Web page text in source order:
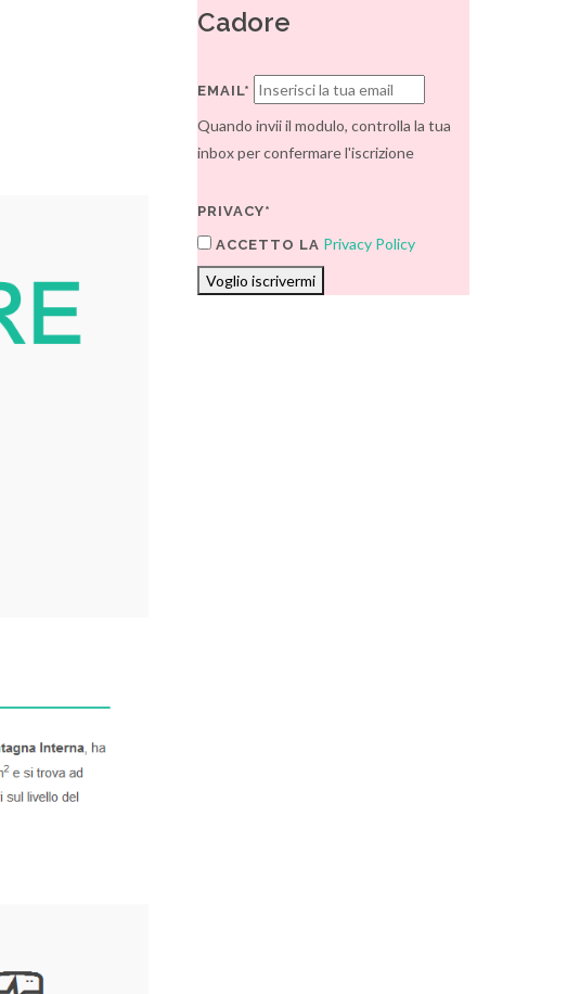
Cadore
EMAIL*
Quando invii il modulo, controlla la tua
inbox per confermare l'iscrizione
PRIVACY*
ACCETTO LA Privacy Policy
Voglio iscrivermi